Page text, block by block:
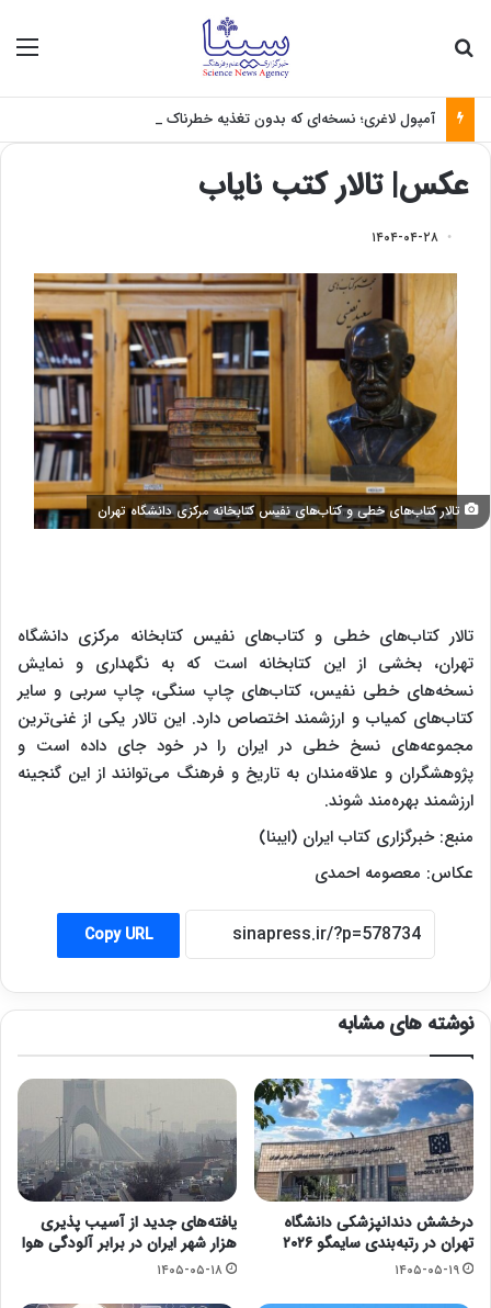
آمپول لاغری؛ نسخه‌ای که بدون تغذیه خطرناک می‌شود
عکس| تالار کتب نایاب
۱۴۰۴-۰۴-۲۸
تالار کتاب‌های خطی و کتاب‌های نفیس کتابخانه مرکزی دانشگاه تهران
تالار کتاب‌های خطی و کتاب‌های نفیس کتابخانه مرکزی دانشگاه
تهران، بخشی از این کتابخانه است که به نگهداری و نمایش
نسخه‌های خطی نفیس، کتاب‌های چاپ سنگی، چاپ سربی و سایر
کتاب‌های کمیاب و ارزشمند اختصاص دارد. این تالار یکی از غنی‌ترین
مجموعه‌های نسخ خطی در ایران را در خود جای داده است و
پژوهشگران و علاقه‌مندان به تاریخ و فرهنگ می‌توانند از این گنجینه
ارزشمند بهره‌مند شوند.
منبع: خبرگزاری کتاب ایران (ایبنا)
عکاس: معصومه احمدی
Copy URL
نوشته های مشابه
درخشش دندانپزشکی دانشگاه
تهران در رتبه‌بندی سایمگو ۲۰۲۶
۱۴۰۵-۰۵-۱۹
یافته‌های جدید از آسیب پذیری
هزار شهر ایران در برابر آلودگی هوا
۱۴۰۵-۰۵-۱۸